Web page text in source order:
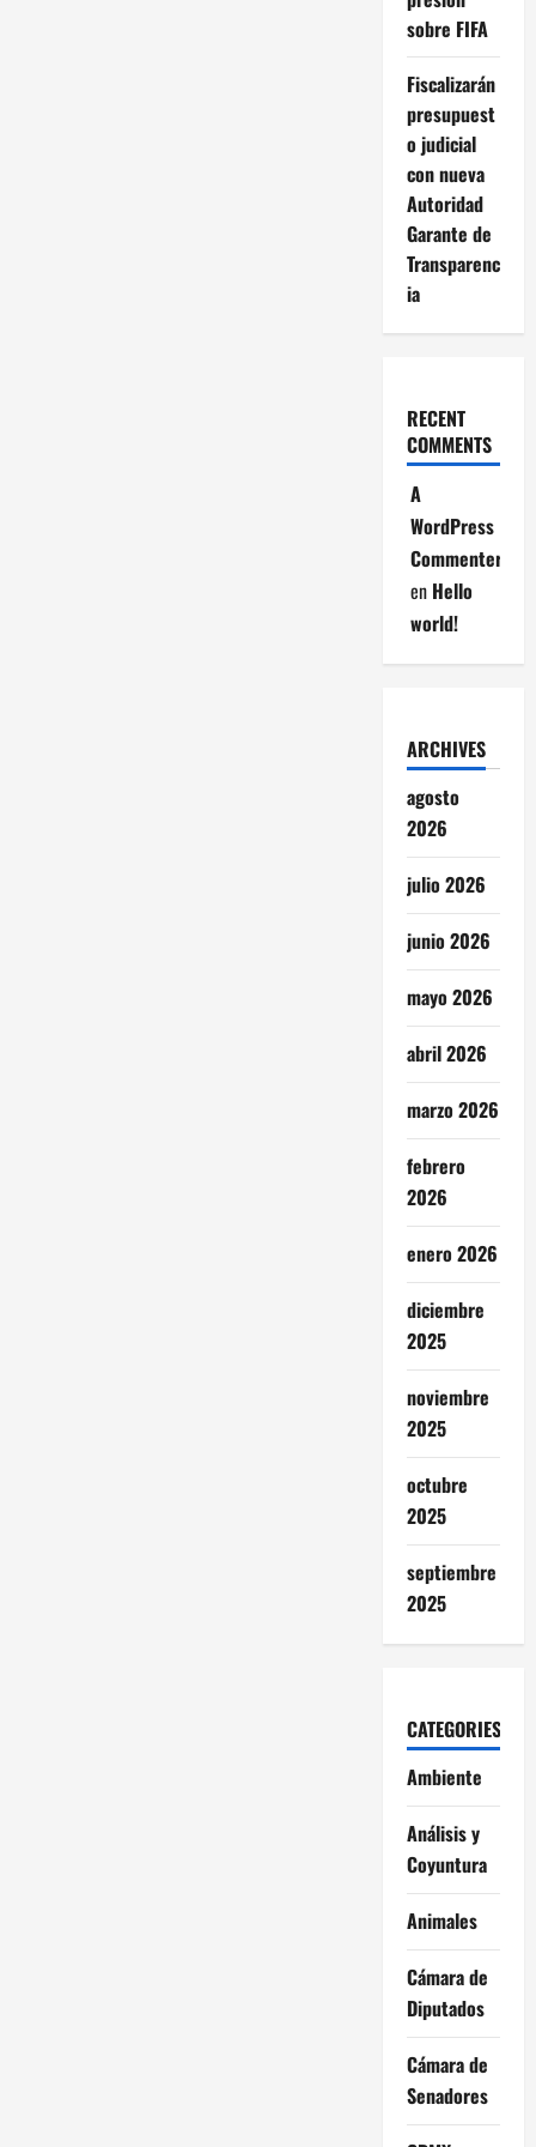
sobre FIFA
Fiscalizarán
presupuest
o judicial
con nueva
Autoridad
Garante de
Transparenc
ia
RECENT
COMMENTS
A
WordPress
Commenter
en Hello
world!
ARCHIVES
agosto
2026
julio 2026
junio 2026
mayo 2026
abril 2026
marzo 2026
febrero
2026
enero 2026
diciembre
2025
noviembre
2025
octubre
2025
septiembre
2025
CATEGORIES
Ambiente
Análisis y
Coyuntura
Animales
Cámara de
Diputados
Cámara de
Senadores